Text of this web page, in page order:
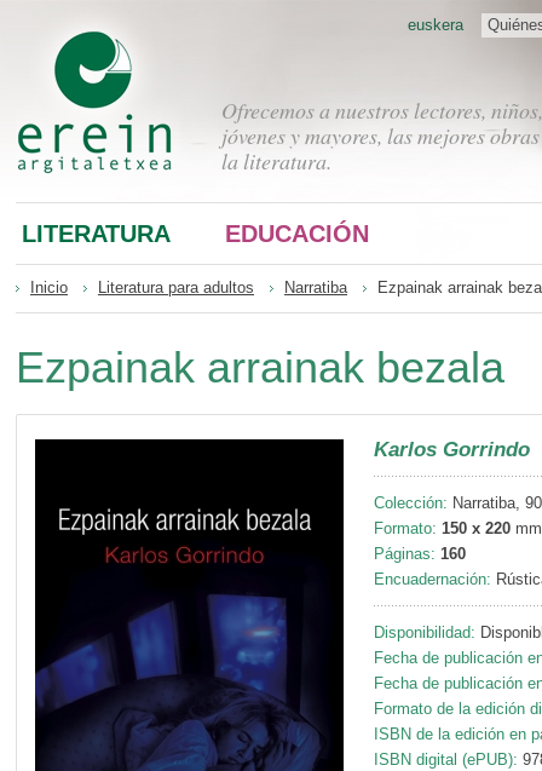
Ofrecemos a nuestros lectores, niños,
jóvenes y mayores, las mejores
la literatura.
euskera
LITERATURA EDUCACIÓN
Inicio Literatura para adultos Narratiba Ezpainak arrainak
Ezpainak arrainak bezala
Karlos Gorrindo
Colección: Narratiba, 90
Formato: 150 x 220 mm
Páginas: 160
Encuadernación:
Disponibilidad:
Fecha de publicación
Fecha de publicación
Formato de la edición
ISBN de la edición en
ISBN digital (ePUB):